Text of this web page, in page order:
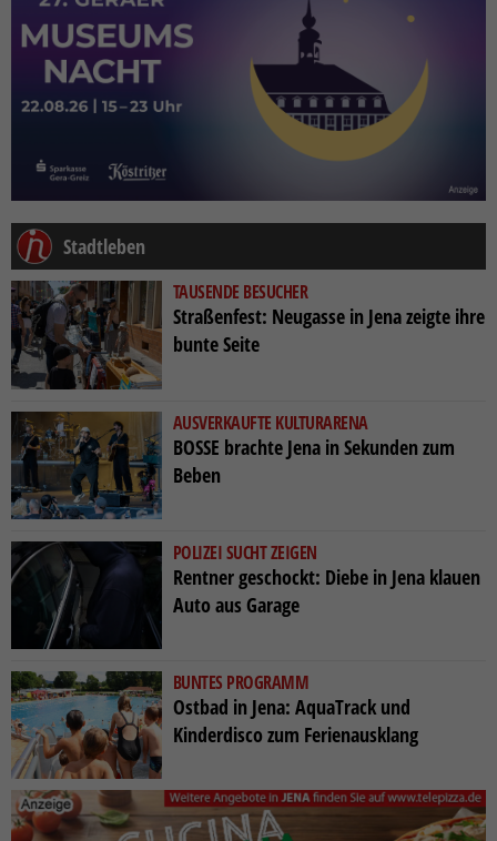
Stadtleben
TAUSENDE BESUCHER
Straßenfest: Neugasse in Jena zeigte ihre
bunte Seite
AUSVERKAUFTE KULTURARENA
BOSSE brachte Jena in Sekunden zum
Beben
POLIZEI SUCHT ZEIGEN
Rentner geschockt: Diebe in Jena klauen
Auto aus Garage
BUNTES PROGRAMM
Ostbad in Jena: AquaTrack und
Kinderdisco zum Ferienausklang